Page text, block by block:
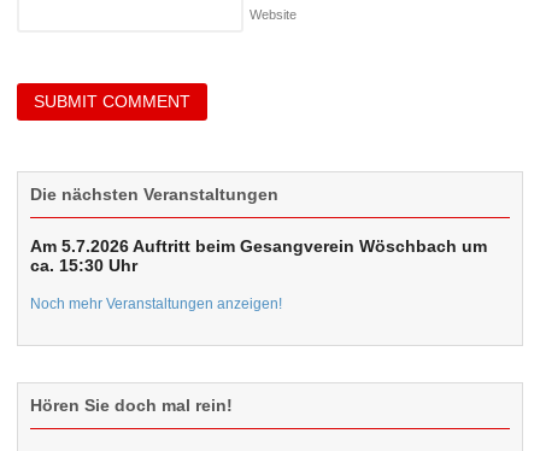
Website
Die nächsten Veranstaltungen
Am 5.7.2026 Auftritt beim Gesangverein Wöschbach um
ca. 15:30 Uhr
Noch mehr Veranstaltungen anzeigen!
Hören Sie doch mal rein!